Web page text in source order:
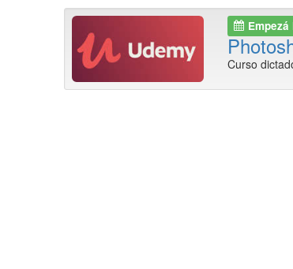
Empezá
Curso